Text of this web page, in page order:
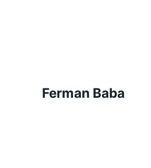
Ferman Baba